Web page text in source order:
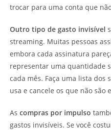
trocar para uma conta que
Outro tipo de gasto invisível
streaming. Muitas pessoas
embora cada assinatura
representar uma quantidade
cada mês. Faça uma lista dos
usa e cancele os que não são
As compras por impulso
gastos invisíveis. Se você